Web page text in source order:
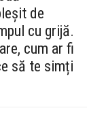
de
cu grijă.
cum ar fi
să te simți